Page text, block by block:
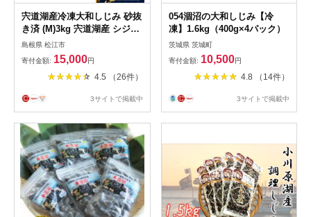
宍道湖産冷凍大和しじみ 砂抜
き済 (M)3kg 宍道湖産 シジミ
砂抜き 冷凍 島根県 松江
《23012-02》
島根県 松江市
寄付金額: 15,000円
4.5 （26件）
3サイトで掲載中
054涸沼の大和しじみ【冷
凍】1.6kg（400g×4パック）
茨城県 茨城町
寄付金額: 10,500円
4.8 （14件）
3サイトで掲載中